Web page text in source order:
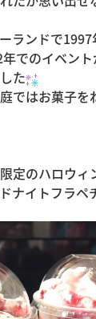
ランドで
でのイベン
た
ではお菓子を
定のハロウィ
ナイトフラペ